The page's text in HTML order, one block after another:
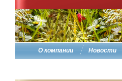
О компании Новости